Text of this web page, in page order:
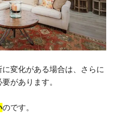
変化がある場合は、さらに
があります。
のです。